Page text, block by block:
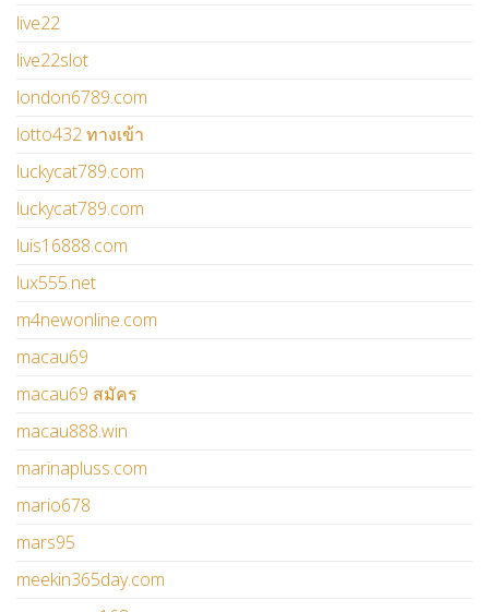
live22
live22slot
london6789.com
lotto432 ทางเข้า
luckycat789.com
luckycat789.com
luis16888.com
lux555.net
m4newonline.com
macau69
macau69 สมัคร
macau888.win
marinapluss.com
mario678
mars95
meekin365day.com